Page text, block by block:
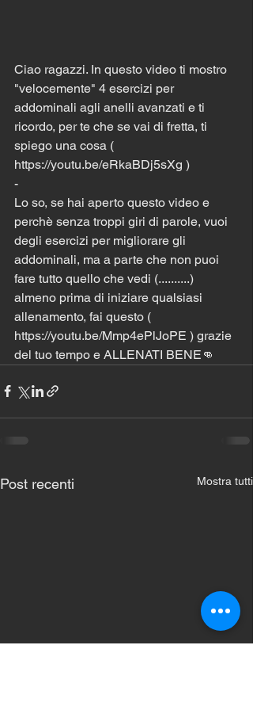
Ciao ragazzi. In questo video ti mostro
"velocemente" 4 esercizi per
addominali agli anelli avanzati e ti
ricordo, per te che se vai di fretta, ti
spiego una cosa (
https://youtu.be/eRkaBDj5sXg )
-
Lo so, se hai aperto questo video e
perchè senza troppi giri di parole, vuoi
degli esercizi per migliorare gli
addominali, ma a parte che non puoi
fare tutto quello che vedi (..........)
almeno prima di iniziare qualsiasi
allenamento, fai questo (
https://youtu.be/Mmp4ePlJoPE ) grazie
del tuo tempo e ALLENATI BENE👊
Post recenti Mostra tutti